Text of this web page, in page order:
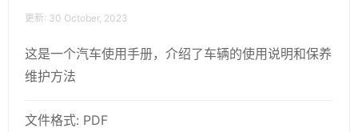
更新: 30 October, 2023
这是一个汽车使用手册，介绍了车辆的使用说明和保养
维护方法
文件格式: PDF